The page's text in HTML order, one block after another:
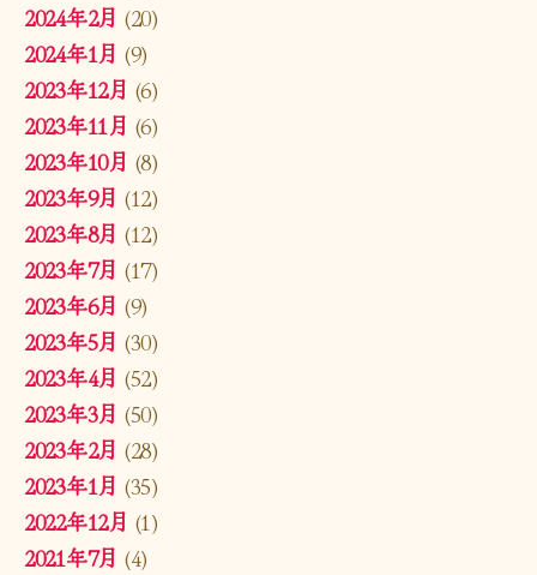
2024年2月 (20)
2024年1月 (9)
2023年12月 (6)
2023年11月 (6)
2023年10月 (8)
2023年9月 (12)
2023年8月 (12)
2023年7月 (17)
2023年6月 (9)
2023年5月 (30)
2023年4月 (52)
2023年3月 (50)
2023年2月 (28)
2023年1月 (35)
2022年12月 (1)
2021年7月 (4)